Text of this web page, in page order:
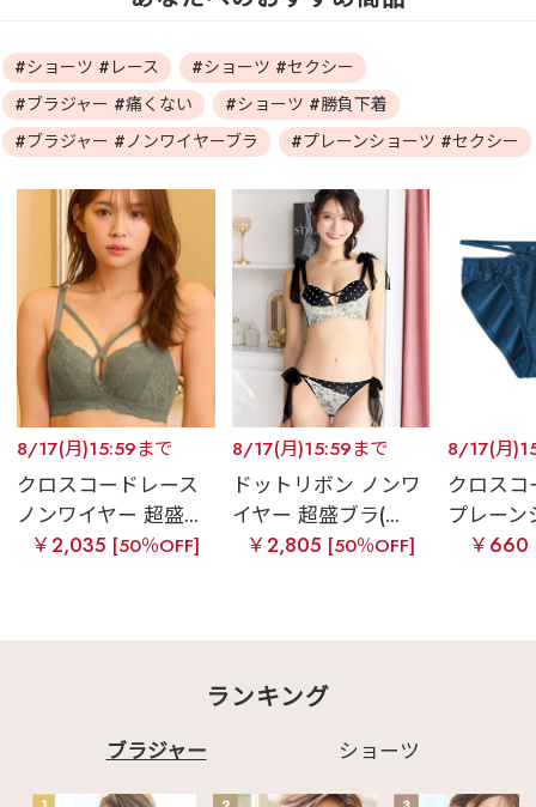
#ショーツ #レース
#ショーツ #セクシー
#ブラジャー #痛くない
#ショーツ #勝負下着
#ブラジャー #ノンワイヤーブラ
#プレーンショーツ #セクシー
8/17(月)15:59まで
クロスコードレース
ノンワイヤー 超盛...
￥2,035 [50％OFF]
8/17(月)15:59まで
ドットリボン ノンワ
イヤー 超盛ブラ(...
￥2,805 [50％OFF]
8/17(月
クロスコ
プレーン
￥660
ランキング
ブラジャー ショーツ